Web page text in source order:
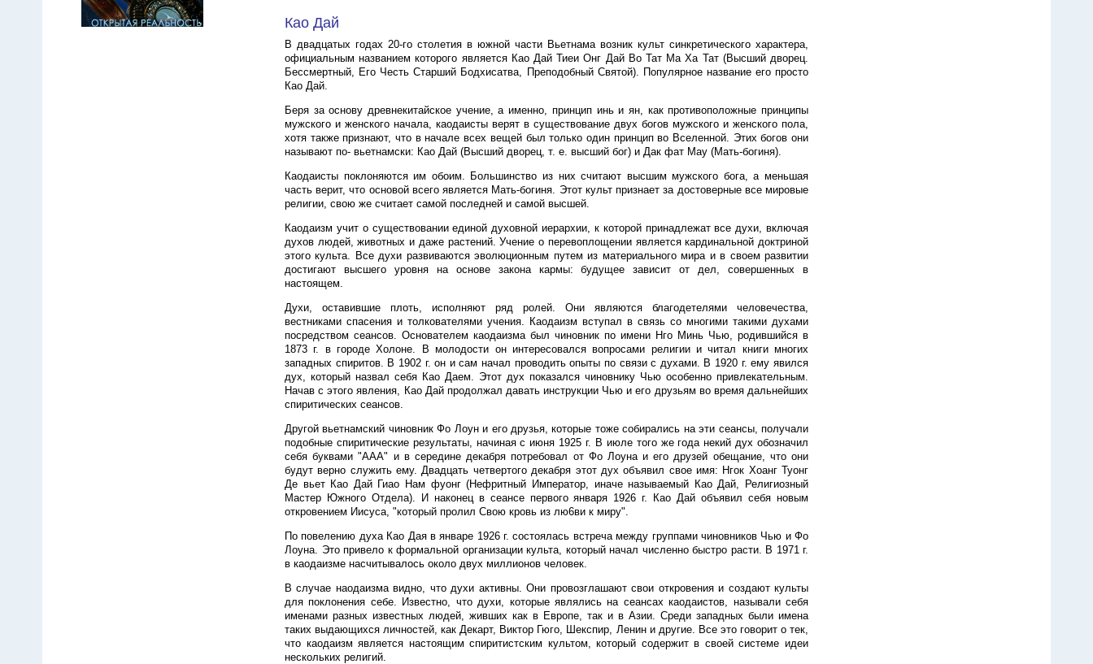
Као Дай
В двадцатых годах 20-го столетия в южной части Вьетнама возник культ синкретического характера,
официальным названием которого является Као Дай Тиеи Онг Дай Во Тат Ма Ха Тат (Высший дворец.
Бессмертный, Его Честь Старший Бодхисатва, Преподобный Святой). Популярное название его просто
Као Дай.
Беря за основу древнекитайское учение, а именно, принцип инь и ян, как противоположные принципы
мужского и женского начала, каодаисты верят в существование двух богов мужского и женского пола,
хотя также признают, что в начале всех вещей был только один принцип во Вселенной. Этих богов они
называют по- вьетнамски: Као Дай (Высший дворец, т. е. высший бог) и Дак фат May (Мать-богиня).
Каодаисты поклоняются им обоим. Большинство из них считают высшим мужского бога, а меньшая
часть верит, что основой всего является Мать-богиня. Этот культ признает за достоверные все мировые
религии, свою же считает самой последней и самой высшей.
Каодаизм учит о существовании единой духовной иерархии, к которой принадлежат все духи, включая
духов людей, животных и даже растений. Учение о перевоплощении является кардинальной доктриной
этого культа. Все духи развиваются эволюционным путем из материального мира и в своем развитии
достигают высшего уровня на основе закона кармы: будущее зависит от дел, совершенных в
настоящем.
Духи, оставившие плоть, исполняют ряд ролей. Они являются благодетелями человечества,
вестниками спасения и толкователями учения. Каодаизм вступал в связь со многими такими духами
посредством сеансов. Основателем каодаизма был чиновник по имени Нго Минь Чью, родившийся в
1873 г. в городе Холоне. В молодости он интересовался вопросами религии и читал книги многих
западных спиритов. В 1902 г. он и сам начал проводить опыты по связи с духами. В 1920 г. ему явился
дух, который назвал себя Као Даем. Этот дух показался чиновнику Чью особенно привлекательным.
Начав с этого явления, Као Дай продолжал давать инструкции Чью и его друзьям во время дальнейших
спиритических сеансов.
Другой вьетнамский чиновник Фо Лоун и его друзья, которые тоже собирались на эти сеансы, получали
подобные спиритические результаты, начиная с июня 1925 г. В июле того же года некий дух обозначил
себя буквами "ААА" и в середине декабря потребовал от Фо Лоуна и его друзей обещание, что они
будут верно служить ему. Двадцать четвертого декабря этот дух объявил свое имя: Нгок Хоанг Туонг
Де вьет Као Дай Гиао Нам фуонг (Нефритный Император, иначе называемый Као Дай, Религиозный
Мастер Южного Отдела). И наконец в сеансе первого января 1926 г. Као Дай объявил себя новым
откровением Иисуса, "который пролил Свою кровь из лю6ви к миру".
По повелению духа Као Дая в январе 1926 г. состоялась встреча между группами чиновников Чью и Фо
Лоуна. Это привело к формальной организации культа, который начал численно быстро расти. В 1971 г.
в каодаизме насчитывалось около двух миллионов человек.
В случае наодаизма видно, что духи активны. Они провозглашают свои откровения и создают культы
для поклонения себе. Известно, что духи, которые являлись на сеансах каодаистов, называли себя
именами разных известных людей, живших как в Европе, так и в Азии. Среди западных были имена
таких выдающихся личностей, как Декарт, Виктор Гюго, Шекспир, Ленин и другие. Все это говорит о тек,
что каодаизм является настоящим спиритистским культом, который содержит в своей системе идеи
нескольких религий.